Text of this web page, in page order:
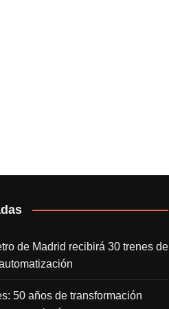
de Madrid recibirá 30 trenes de
50 años de transformación